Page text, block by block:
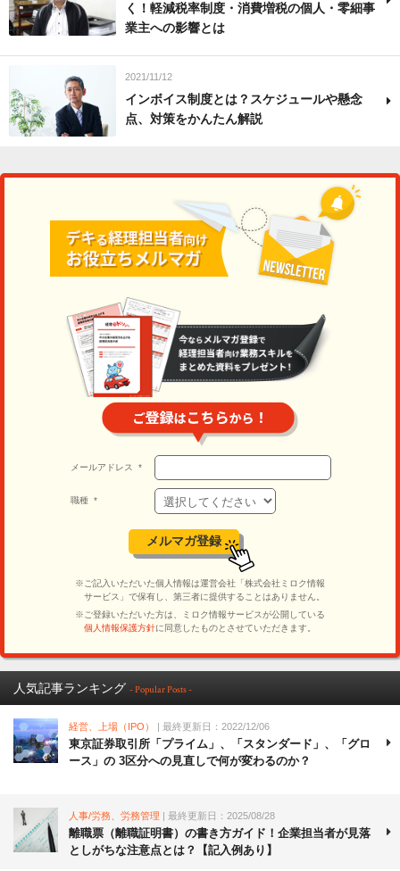
く！軽減税率制度・消費増税の個人・零細事
業主への影響とは
2021/11/12
インボイス制度とは？スケジュールや懸念
点、対策をかんたん解説
人気記事ランキング - Popular Posts -
経営、上場（IPO） | 最終更新日：2022/12/06
東京証券取引所「プライム」、「スタンダード」、「グロ
ース」の 3区分への見直しで何が変わるのか？
人事/労務、労務管理 | 最終更新日：2025/08/28
離職票（離職証明書）の書き方ガイド！企業担当者が見落
としがちな注意点とは？【記入例あり】